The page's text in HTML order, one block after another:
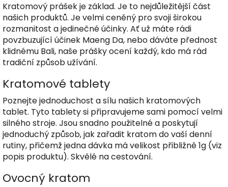
Kratomový prášek je základ. Je to nejdůležitější část
našich produktů. Je velmi ceněný pro svoji širokou
rozmanitost a jedinečné účinky. Ať už máte rádi
povzbuzující účinek Maeng Da, nebo dáváte přednost
klidnému Bali, naše prášky ocení každý, kdo má rád
tradiční způsob užívání.
Kratomové tablety
Poznejte jednoduchost a sílu našich kratomových
tablet. Tyto tablety si připravujeme sami pomocí velmi
silného stroje. Jsou snadno použitelné a poskytují
jednoduchý způsob, jak zařadit kratom do vaší denní
rutiny, přičemž jedna dávka má velikost přibližně 1g (viz
popis produktu). Skvělé na cestování.
Ovocný kratom